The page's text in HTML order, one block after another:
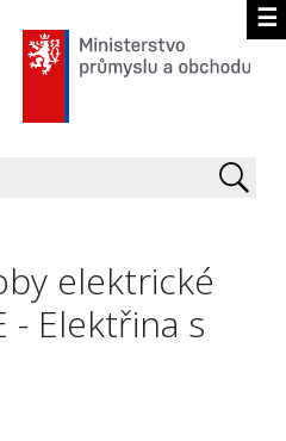
☰
elektrické
- Elektřina s